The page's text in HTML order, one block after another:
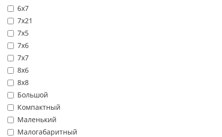
6х7
7х21
7х5
7х6
7х7
8х6
8х8
Большой
Компактный
Маленький
Малогабаритный